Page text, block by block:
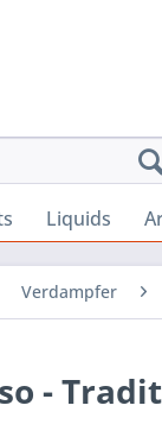
Liquids
Verdampfer
-